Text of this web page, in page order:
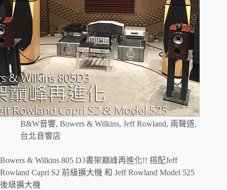
B&W音響, Bowers & Wilkins, Jeff Rowland, 兩聲道,
台北音響店
Bowers & Wilkins 805 D3書架巔峰再進化!! 搭配Jeff
Rowland Capri S2 前級擴大機 和 Jeff Rowland Model 525
後級擴大機